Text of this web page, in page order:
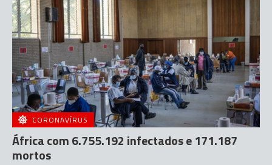
CORONAVÍRUS
África com 6.755.192 infectados e 171.187
mortos